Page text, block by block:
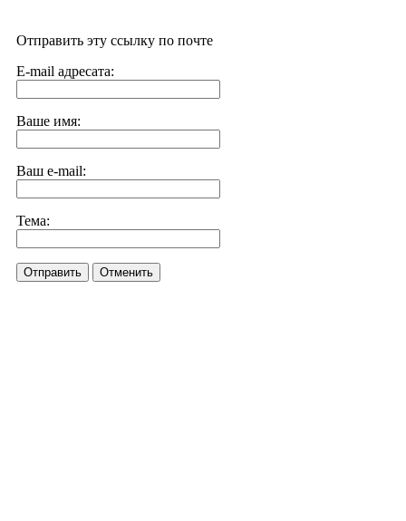
Отправить эту ссылку по почте
E-mail адресата:
Ваше имя:
Ваш e-mail:
Тема:
Отправить Отменить